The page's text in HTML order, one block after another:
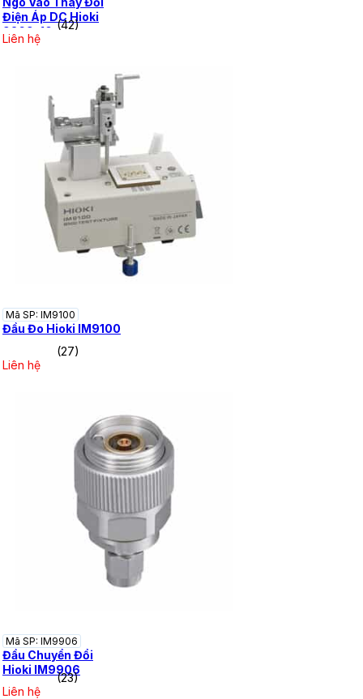
Điện Áp DC Hioki
9269-10 (42)
Liên hệ
Mã SP: IM9100
Đầu Đo Hioki IM9100
(27)
Liên hệ
Mã SP: IM9906
Đầu Chuyển Đổi
Hioki IM9906
(23)
Liên hệ